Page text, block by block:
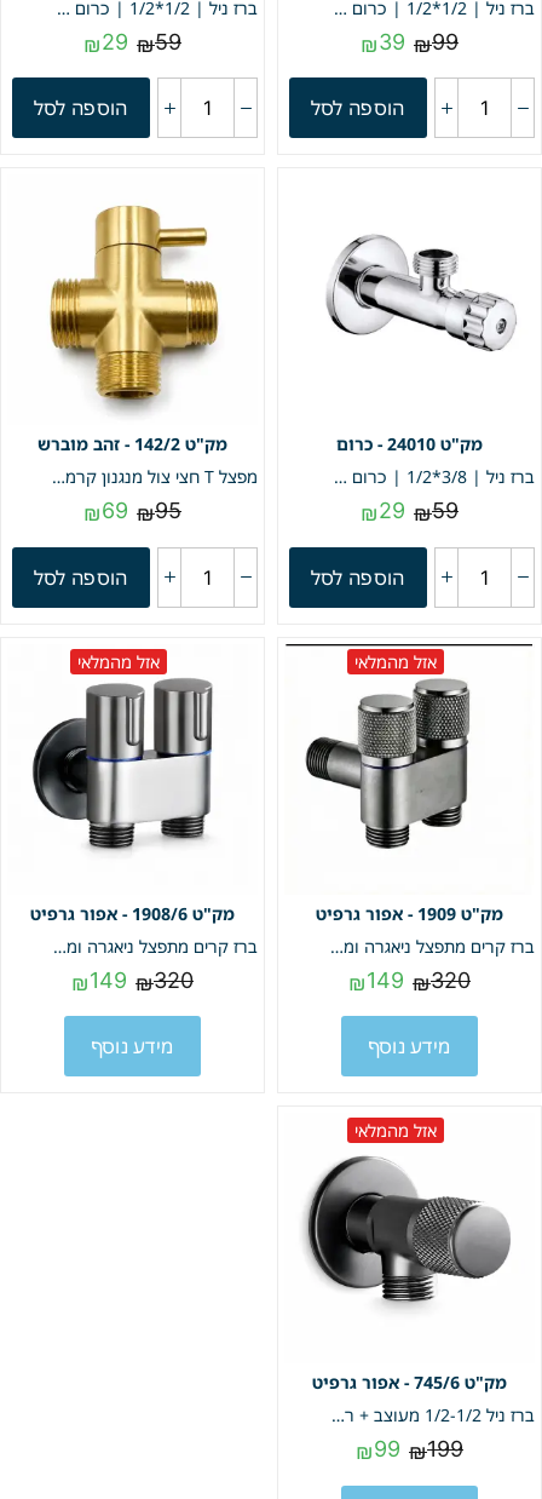
ברז ניל | 1/2*1/2 | כרום – אדום | מק"ט 674
₪99
₪39
הוספה לסל
ברז ניל | 1/2*1/2 | כרום | חמת מק"ט 24020
₪59
₪29
הוספה לסל
24010 - כרום
ברז ניל | 3/8*1/2 | כרום | חמת מק"ט 24010
₪59
₪29
הוספה לסל
142/2 - זהב מוברש
מפצל T חצי צול מנגנון קרמי | זהב מוברש | מק"ט 142/2
₪95
₪69
הוספה לסל
1909 - אפור גרפיט
אזל מהמלאי
ברז קרים מתפצל ניאגרה ומתז חצי צול | צבע גרפיט | מק"ט 1909
₪320
₪149
מידע נוסף
1908/6 - אפור גרפיט
אזל מהמלאי
ברז קרים מתפצל ניאגרה ומתז חצי צול | צבע גרפיט | מק"ט 1908/6
₪320
₪149
מידע נוסף
745/6 - אפור גרפיט
אזל מהמלאי
ברז ניל 1/2-1/2 מעוצב + רוזטה | אפור גרפיט | מק"ט 745/6
₪199
₪99